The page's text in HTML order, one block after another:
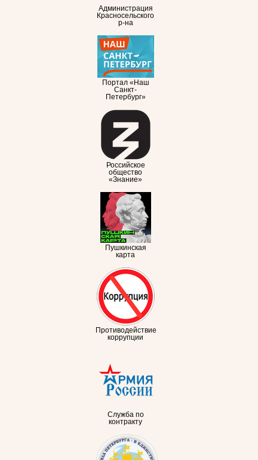
Администрация
Красносельского
р-на
Портал «Наш
Санкт-
Петербург»
Российское
общество
«Знание»
Пушкинская
карта
Противодействие
коррупции
Служба по
контракту